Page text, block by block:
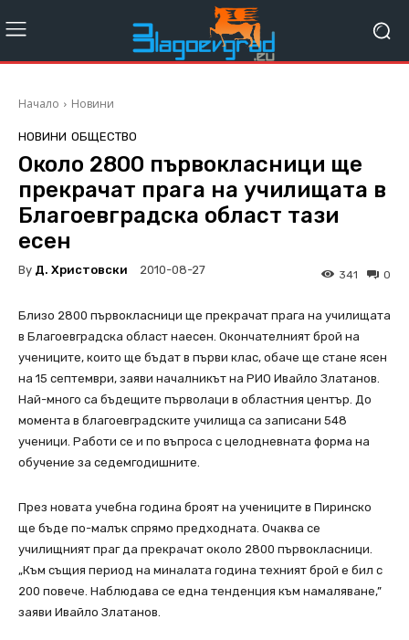
Начало Новини
НОВИНИ ОБЩЕСТВО
Около 2800 първокласници ще
прекрачат прага на училищата в
Благоевградска област тази
есен
By Д. Христовски 2010-08-27 0
341
Близо 2800 първокласници ще прекрачат прага на училищата
в Благоевградска област наесен. Окончателният брой на
учениците, които ще бъдат в първи клас, обаче ще стане ясен
на 15 септември, заяви началникът на РИО Ивайло Златанов.
Най-много са бъдещите първолаци в областния център. До
момента в благоевградските училища са записани 548
ученици. Работи се и по въпроса с целодневната форма на
обучение за седемгодишните.
През новата учебна година броят на учениците в Пиринско
ще бъде по-малък спрямо предходната. Очаква се
училищният праг да прекрачат около 2800 първокласници.
„Към същия период на миналата година техният брой е бил с
200 повече. Наблюдава се една тенденция към намаляване,”
заяви Ивайло Златанов.